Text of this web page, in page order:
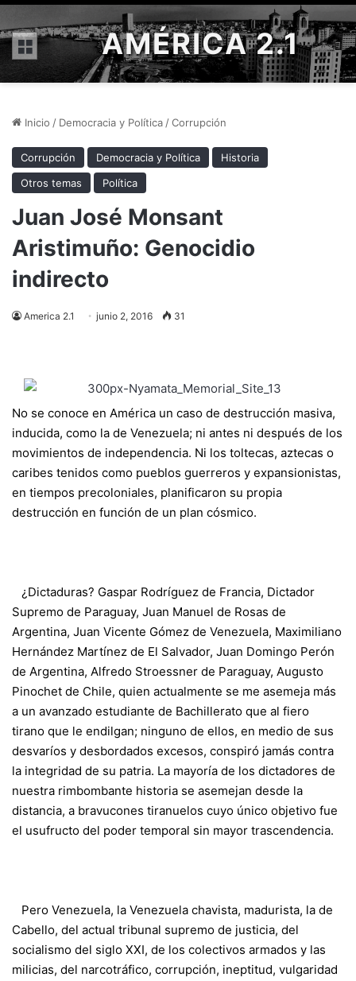
Menú AMÉRICA 2.1
Inicio / Democracia y Política /Corrupción
Corrupción Democracia y Política
Historia
Otros temas
Política
Juan José Monsant
Aristimuño: Genocidio
indirecto
America 2.1 junio 2, 2016 31
No se conoce en América un caso de destrucción masiva,
inducida, como la de Venezuela; ni antes ni después de los
movimientos de independencia. Ni los toltecas, aztecas o
caribes tenidos como pueblos guerreros y expansionistas,
en tiempos precoloniales, planificaron su propia
destrucción en función de un plan cósmico.
¿Dictaduras? Gaspar Rodríguez de Francia, Dictador
Supremo de Paraguay, Juan Manuel de Rosas de
Argentina, Juan Vicente Gómez de Venezuela, Maximiliano
Hernández Martínez de El Salvador, Juan Domingo Perón
de Argentina, Alfredo Stroessner de Paraguay, Augusto
Pinochet de Chile, quien actualmente se me asemeja más
a un avanzado estudiante de Bachillerato que al fiero
tirano que le endilgan; ninguno de ellos, en medio de sus
desvaríos y desbordados excesos, conspiró jamás contra
la integridad de su patria. La mayoría de los dictadores de
nuestra rimbombante historia se asemejan desde la
distancia, a bravucones tiranuelos cuyo único objetivo fue
el usufructo del poder temporal sin mayor trascendencia.
Pero Venezuela, la Venezuela chavista, madurista, la de
Cabello, del actual tribunal supremo de justicia, del
socialismo del siglo XXI, de los colectivos armados y las
milicias, del narcotráfico, corrupción, ineptitud, vulgaridad